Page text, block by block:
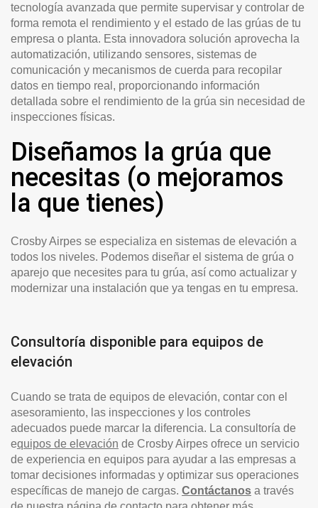
tecnología avanzada que permite supervisar y controlar de
forma remota el rendimiento y el estado de las grúas de tu
empresa o planta. Esta innovadora solución aprovecha la
automatización, utilizando sensores, sistemas de
comunicación y mecanismos de cuerda para recopilar
datos en tiempo real, proporcionando información
detallada sobre el rendimiento de la grúa sin necesidad de
inspecciones físicas.
Diseñamos la grúa que
necesitas (o mejoramos
la que tienes)
Crosby Airpes se especializa en sistemas de elevación a
todos los niveles. Podemos diseñar el sistema de grúa o
aparejo que necesites para tu grúa, así como actualizar y
modernizar una instalación que ya tengas en tu empresa.
Consultoría disponible para equipos de
elevación
Cuando se trata de equipos de elevación, contar con el
asesoramiento, las inspecciones y los controles
adecuados puede marcar la diferencia. La consultoría de
equipos de elevación de Crosby Airpes ofrece un servicio
de experiencia en equipos para ayudar a las empresas a
tomar decisiones informadas y optimizar sus operaciones
específicas de manejo de cargas. Contáctanos a través